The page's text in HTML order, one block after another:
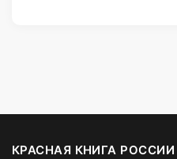
КРАСНАЯ КНИГА РОССИИ